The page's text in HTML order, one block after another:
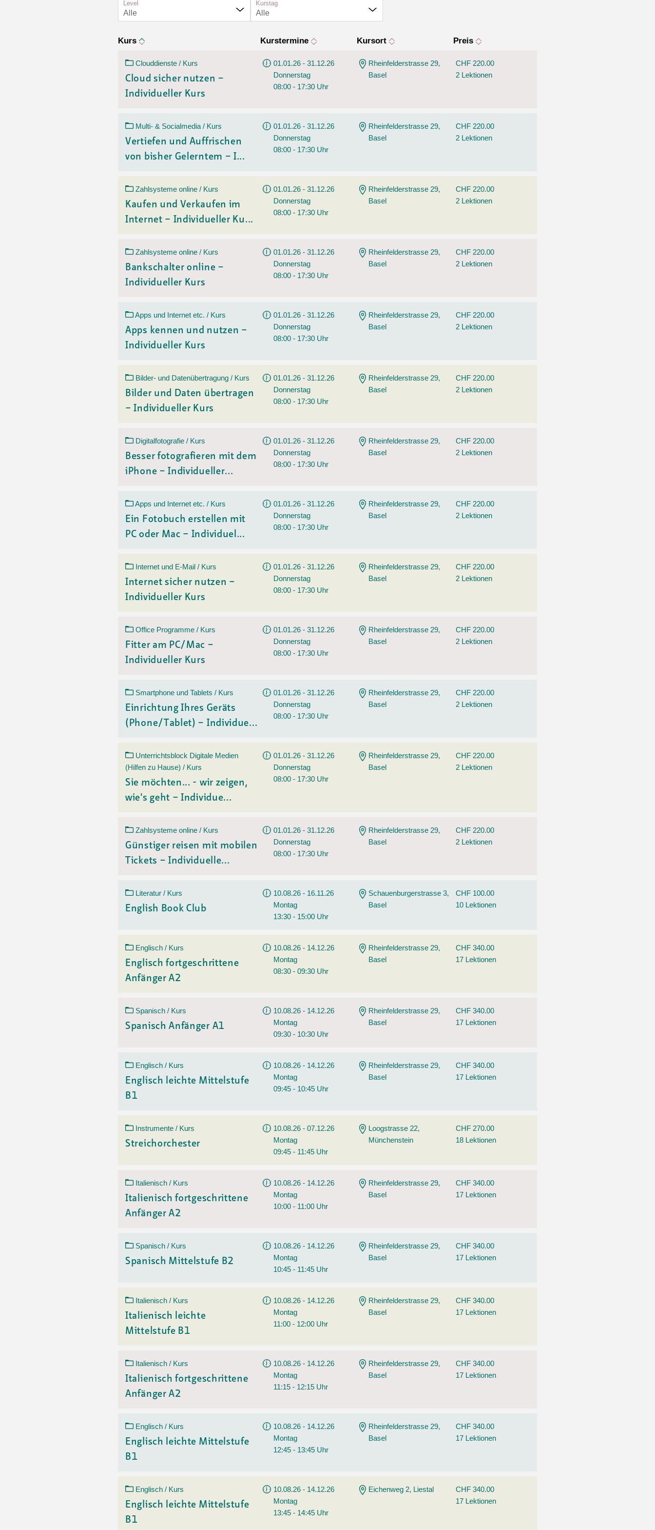
Altersstrategien und Leitbilder
Beratung und Begegnung
Privatstunden und Support
Level
Alle
Kurstag
Alle
Kurs Kurstermine Kursort Preis
Clouddienste / Kurs
Cloud sicher nutzen –
Individueller Kurs
01.01.26 - 31.12.26
Donnerstag
08:00 - 17:30 Uhr
Rheinfelderstrasse 29,
Basel
CHF 220.00
2 Lektionen
Multi- & Socialmedia / Kurs
Vertiefen und Auffrischen
von bisher Gelerntem – I...
01.01.26 - 31.12.26
Donnerstag
08:00 - 17:30 Uhr
Rheinfelderstrasse 29,
Basel
CHF 220.00
2 Lektionen
Zahlsysteme online / Kurs
Kaufen und Verkaufen im
Internet – Individueller Ku...
01.01.26 - 31.12.26
Donnerstag
08:00 - 17:30 Uhr
Rheinfelderstrasse 29,
Basel
CHF 220.00
2 Lektionen
Zahlsysteme online / Kurs
Bankschalter online –
Individueller Kurs
01.01.26 - 31.12.26
Donnerstag
08:00 - 17:30 Uhr
Rheinfelderstrasse 29,
Basel
CHF 220.00
2 Lektionen
Apps und Internet etc. / Kurs
Apps kennen und nutzen –
Individueller Kurs
01.01.26 - 31.12.26
Donnerstag
08:00 - 17:30 Uhr
Rheinfelderstrasse 29,
Basel
CHF 220.00
2 Lektionen
Bilder- und Datenübertragung / Kurs
Bilder und Daten übertragen
– Individueller Kurs
01.01.26 - 31.12.26
Donnerstag
08:00 - 17:30 Uhr
Rheinfelderstrasse 29,
Basel
CHF 220.00
2 Lektionen
Digitalfotografie / Kurs
Besser fotografieren mit dem
iPhone – Individueller...
01.01.26 - 31.12.26
Donnerstag
08:00 - 17:30 Uhr
Rheinfelderstrasse 29,
Basel
CHF 220.00
2 Lektionen
Apps und Internet etc. / Kurs
Ein Fotobuch erstellen mit
PC oder Mac – Individuel...
01.01.26 - 31.12.26
Donnerstag
08:00 - 17:30 Uhr
Rheinfelderstrasse 29,
Basel
CHF 220.00
2 Lektionen
Internet und E-Mail / Kurs
Internet sicher nutzen –
Individueller Kurs
01.01.26 - 31.12.26
Donnerstag
08:00 - 17:30 Uhr
Rheinfelderstrasse 29,
Basel
CHF 220.00
2 Lektionen
Office Programme / Kurs
Fitter am PC/Mac –
Individueller Kurs
01.01.26 - 31.12.26
Donnerstag
08:00 - 17:30 Uhr
Rheinfelderstrasse 29,
Basel
CHF 220.00
2 Lektionen
Smartphone und Tablets / Kurs
Einrichtung Ihres Geräts
(Phone/Tablet) – Individue...
01.01.26 - 31.12.26
Donnerstag
08:00 - 17:30 Uhr
Rheinfelderstrasse 29,
Basel
CHF 220.00
2 Lektionen
Unterrichtsblock Digitale Medien
(Hilfen zu Hause) / Kurs
Sie möchten... - wir zeigen,
wie's geht – Individue...
01.01.26 - 31.12.26
Donnerstag
08:00 - 17:30 Uhr
Rheinfelderstrasse 29,
Basel
CHF 220.00
2 Lektionen
Zahlsysteme online / Kurs
Günstiger reisen mit mobilen
Tickets – Individuelle...
01.01.26 - 31.12.26
Donnerstag
08:00 - 17:30 Uhr
Rheinfelderstrasse 29,
Basel
CHF 220.00
2 Lektionen
Literatur / Kurs
English Book Club
10.08.26 - 16.11.26
Montag
13:30 - 15:00 Uhr
Schauenburgerstrasse 3,
Basel
CHF 100.00
10 Lektionen
Englisch / Kurs
Englisch fortgeschrittene
Anfänger A2
10.08.26 - 14.12.26
Montag
08:30 - 09:30 Uhr
Rheinfelderstrasse 29,
Basel
CHF 340.00
17 Lektionen
Spanisch / Kurs
Spanisch Anfänger A1
10.08.26 - 14.12.26
Montag
09:30 - 10:30 Uhr
Rheinfelderstrasse 29,
Basel
CHF 340.00
17 Lektionen
Englisch / Kurs
Englisch leichte Mittelstufe
B1
10.08.26 - 14.12.26
Montag
09:45 - 10:45 Uhr
Rheinfelderstrasse 29,
Basel
CHF 340.00
17 Lektionen
Instrumente / Kurs
Streichorchester
10.08.26 - 07.12.26
Montag
09:45 - 11:45 Uhr
Loogstrasse 22,
Münchenstein
CHF 270.00
18 Lektionen
Italienisch / Kurs
Italienisch fortgeschrittene
Anfänger A2
10.08.26 - 14.12.26
Montag
10:00 - 11:00 Uhr
Rheinfelderstrasse 29,
Basel
CHF 340.00
17 Lektionen
Spanisch / Kurs
Spanisch Mittelstufe B2
10.08.26 - 14.12.26
Montag
10:45 - 11:45 Uhr
Rheinfelderstrasse 29,
Basel
CHF 340.00
17 Lektionen
Italienisch / Kurs
Italienisch leichte
Mittelstufe B1
10.08.26 - 14.12.26
Montag
11:00 - 12:00 Uhr
Rheinfelderstrasse 29,
Basel
CHF 340.00
17 Lektionen
Italienisch / Kurs
Italienisch fortgeschrittene
Anfänger A2
10.08.26 - 14.12.26
Montag
11:15 - 12:15 Uhr
Rheinfelderstrasse 29,
Basel
CHF 340.00
17 Lektionen
Englisch / Kurs
Englisch leichte Mittelstufe
B1
10.08.26 - 14.12.26
Montag
12:45 - 13:45 Uhr
Rheinfelderstrasse 29,
Basel
CHF 340.00
17 Lektionen
Englisch / Kurs
Englisch leichte Mittelstufe
B1
10.08.26 - 14.12.26
Montag
13:45 - 14:45 Uhr
Eichenweg 2, Liestal
CHF 340.00
17 Lektionen